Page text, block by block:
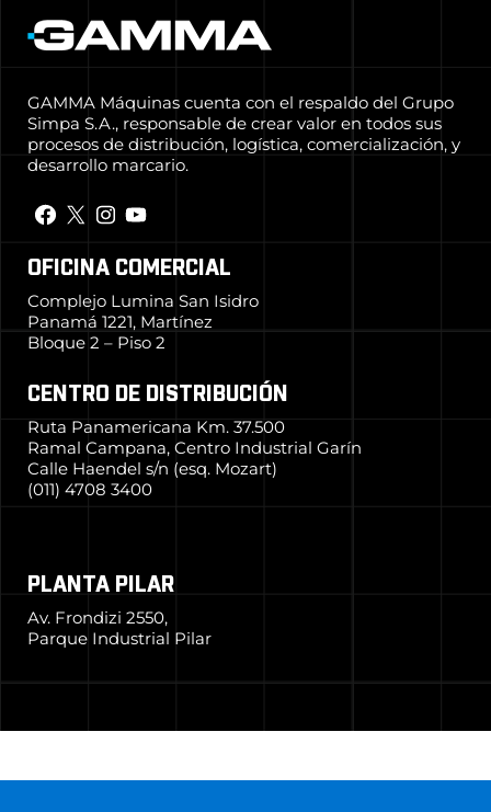
GAMMA Máquinas cuenta con el respaldo del Grupo
Simpa S.A., responsable de crear valor en todos sus
procesos de distribución, logística, comercialización, y
desarrollo marcario.
OFICINA COMERCIAL
Complejo Lumina San Isidro
Panamá 1221, Martínez
Bloque 2 – Piso 2
CENTRO DE DISTRIBUCIÓN
Ruta Panamericana Km. 37.500
Ramal Campana, Centro Industrial Garín
Calle Haendel s/n (esq. Mozart)
(011) 4708 3400
PLANTA PILAR
Av. Frondizi 2550,
Parque Industrial Pilar